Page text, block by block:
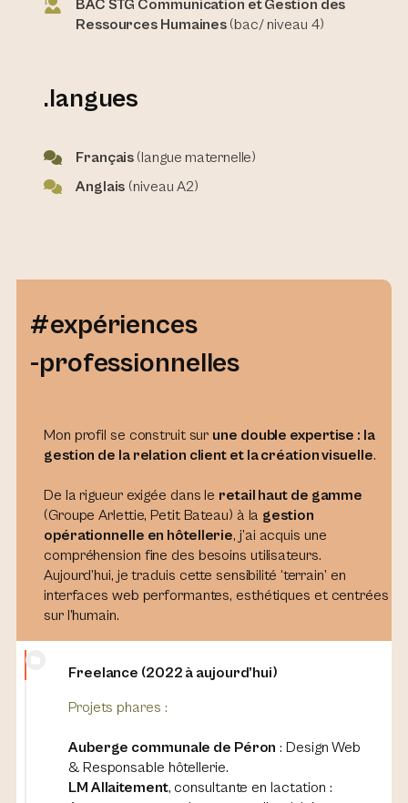
BAC STG Communication et Gestion des
Ressources Humaines (bac/ niveau 4)
.langues
Français (langue maternelle)
Anglais (niveau A2)
#expériences
-professionnelles
Mon profil se construit sur une double expertise : la
gestion de la relation client et la création visuelle.
De la rigueur exigée dans le retail haut de gamme
(Groupe Arlettie, Petit Bateau) à la gestion
opérationnelle en hôtellerie, j’ai acquis une
compréhension fine des besoins utilisateurs.
Aujourd’hui, je traduis cette sensibilité ‘terrain’ en
interfaces web performantes, esthétiques et centrées
sur l’humain.
Freelance (2022 à aujourd’hui)
Projets phares :
Auberge communale de Péron : Design Web
& Responsable hôtellerie.
LM Allaitement, consultante en lactation :